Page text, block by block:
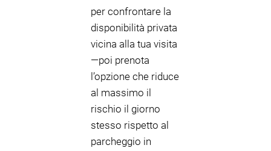
per confrontare la
disponibilità privata
vicina alla tua visita
—poi prenota
l’opzione che riduce
al massimo il
rischio il giorno
stesso rispetto al
parcheggio in